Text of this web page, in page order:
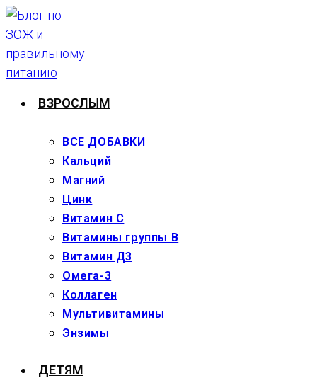
Перейти
к
содержимому
ВЗРОСЛЫМ
ВСЕ ДОБАВКИ
Кальций
Магний
Цинк
Витамин С
Витамины группы В
Витамин Д3
Омега-3
Коллаген
Мультивитамины
Энзимы
ДЕТЯМ